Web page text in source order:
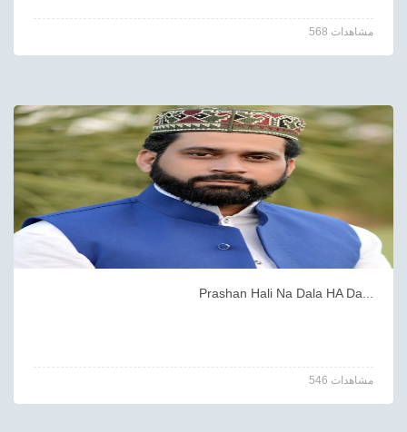
568 مشاهدات
Prashan Hali Na Dala HA Da...
546 مشاهدات